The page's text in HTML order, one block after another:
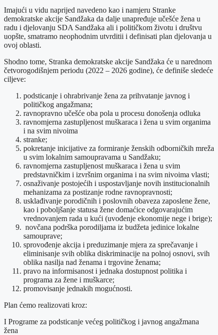
Imajući u vidu naprijed navedeno kao i namjeru Stranke
demokratske akcije Sandžaka da dalje unapređuje učešće žena u
radu i djelovanju SDA Sandžaka ali i političkom životu i društvu
uopšte, smatramo neophodnim utvrditii i definisati plan djelovanja u
ovoj oblasti.
Shodno tome, Stranka demokratske akcije Sandžaka će u narednom
četvorogodišnjem periodu (2022 – 2026 godine), će definiše sledeće
ciljeve:
podsticanje i ohrabrivanje žena za prihvatanje javnog i
političkog angažmana;
ravnopravno učešće oba pola u procesu donošenja odluka
ravnomjerna zastupljenost muškaraca i žena u svim organima
i na svim nivoima
stranke;
pokretanje inicijative za formiranje ženskih odborničkih mreža
u svim lokalnim samoupravama u Sandžaku;
ravnomjerna zastupljenost muškaraca i žena u svim
predstavničkim i izvršnim organima i na svim nivoima vlasti;
osnaživanje postojećih i uspostavljanje novih institucionalnih
mehanizama za postizanje rodne ravnopravnosti;
usklađivanje porodičnih i poslovnih obaveza zaposlene žene,
kao i poboljšanje statusa žene domaćice odgovarajućim
vrednovanjem rada u kući (uvođenje ekonomije nege i brige);
novčana podrška porodiljama iz budžeta jedinice lokalne
samouprave;
sprovođenje akcija i preduzimanje mjera za sprečavanje i
eliminisanje svih oblika diskriminacije na polnoj osnovi, svih
oblika nasilja nad ženama i trgovine ženama;
pravo na informisanost i jednaka dostupnost politika i
programa za žene i muškarce;
promovisanje jednakih mogućnosti.
Plan ćemo realizovati kroz:
I Programe za podsticanje većeg političkog i javnog angažmana
žena